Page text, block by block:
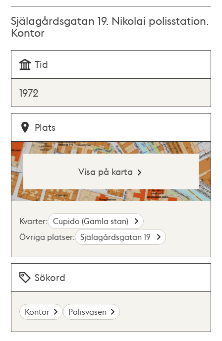
Själagårdsgatan 19. Nikolai polisstation.
Kontor
Tid
1972
Plats
Visa på karta
Kvarter: Cupido (Gamla stan)
Övriga platser: Själagårdsgatan 19
Sökord
Kontor Polisväsen